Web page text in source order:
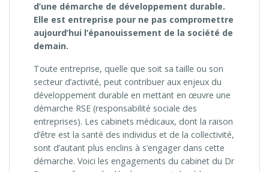
d’une démarche de développement durable.
Elle est entreprise pour ne pas compromettre
aujourd’hui l’épanouissement de la société de
demain.
Toute entreprise, quelle que soit sa taille ou son
secteur d’activité, peut contribuer aux enjeux du
développement durable en mettant en œuvre une
démarche RSE (responsabilité sociale des
entreprises). Les cabinets médicaux, dont la raison
d’être est la santé des individus et de la collectivité,
sont d’autant plus enclins à s’engager dans cette
démarche. Voici les engagements du cabinet du Dr